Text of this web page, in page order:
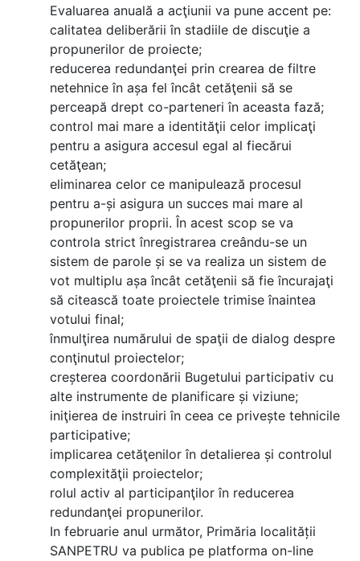
Evaluarea anuală a acţiunii va pune accent pe:
calitatea deliberării în stadiile de discuţie a
propunerilor de proiecte;
reducerea redundanţei prin crearea de filtre
netehnice în așa fel încât cetăţenii să se
perceapă drept co-parteneri în aceasta fază;
control mai mare a identităţii celor implicaţi
pentru a asigura accesul egal al fiecărui
cetăţean;
eliminarea celor ce manipulează procesul
pentru a-și asigura un succes mai mare al
propunerilor proprii. În acest scop se va
controla strict înregistrarea creându-se un
sistem de parole și se va realiza un sistem de
vot multiplu așa încât cetăţenii să fie încurajaţi
să citească toate proiectele trimise înaintea
votului final;
înmulţirea numărului de spaţii de dialog despre
conţinutul proiectelor;
creșterea coordonării Bugetului participativ cu
alte instrumente de planificare și viziune;
iniţierea de instruiri în ceea ce privește tehnicile
participative;
implicarea cetăţenilor în detalierea și controlul
complexităţii proiectelor;
rolul activ al participanţilor în reducerea
redundanţei propunerilor.
In februarie anul următor, Primăria localității
SANPETRU va publica pe platforma on-line